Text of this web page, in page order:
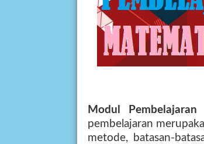
Modul
pembelajaran
metode, batasan-